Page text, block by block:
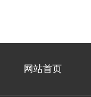
网站首页